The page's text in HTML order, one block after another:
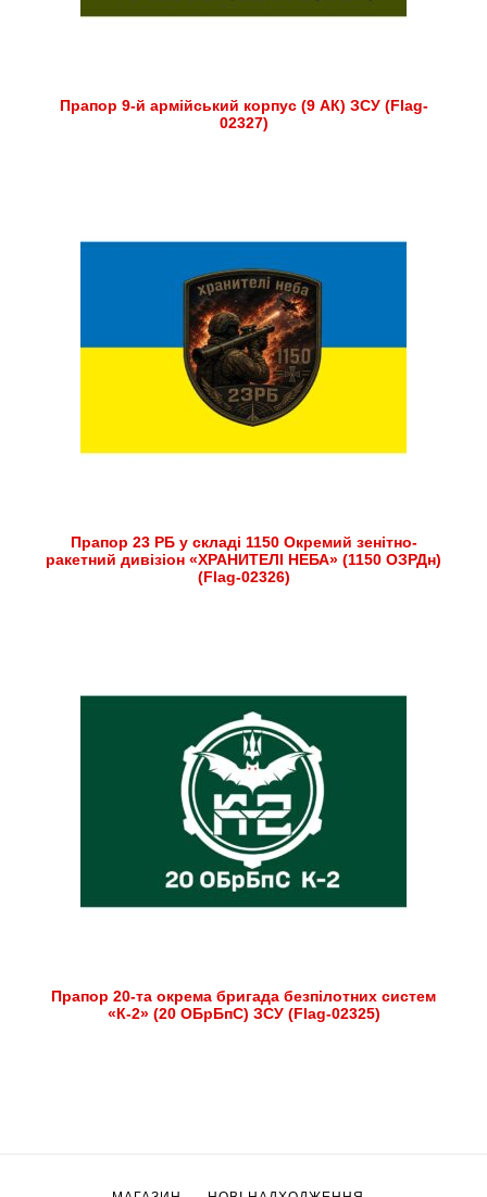
Прапор 9-й армійський корпус (9 АК) ЗСУ (Flag-
02327)
Прапор 23 РБ у складі 1150 Окремий зенітно-
ракетний дивізіон «ХРАНИТЕЛІ НЕБА» (1150 ОЗРДн)
(Flag-02326)
Прапор 20-та окрема бригада безпілотних систем
«К-2» (20 ОБрБпС) ЗСУ (Flag-02325)